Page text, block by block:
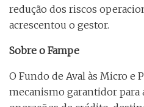
redução dos riscos
acrescentou o gestor.
Sobre o Fampe
O Fundo de Aval às Micro e
mecanismo garantidor para